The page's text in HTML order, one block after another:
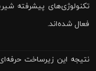
تکنولوژی‌های پیشرفته
فعال شده‌اند.
نتیجه این زیرساخت